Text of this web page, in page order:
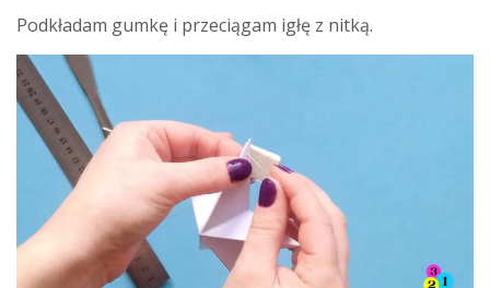
Podkładam gumkę i przeciągam igłę z nitką.